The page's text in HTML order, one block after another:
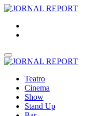
Skip
content
JORNAL REPORT
Agenda Cultural de São Paulo
JORNAL REPORT
Agenda Cultural de São Paulo
Teatro
Cinema
Show
Stand Up